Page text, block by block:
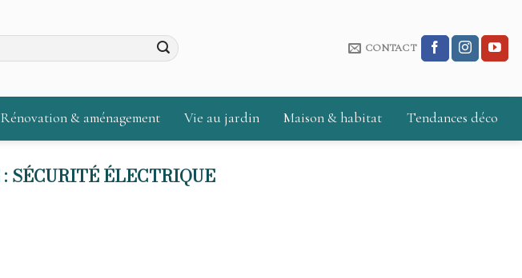
CONTACT
Rénovation & aménagement Vie au jardin Maison & habitat Tendances déco
SÉCURITÉ ÉLECTRIQUE